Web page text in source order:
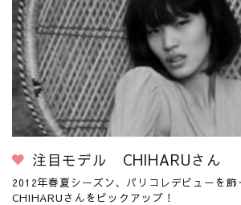
注目モデル CHIHARUさん
2012年春夏シーズン、パリコレデビューを飾
CHIHARUさんをピックアップ！